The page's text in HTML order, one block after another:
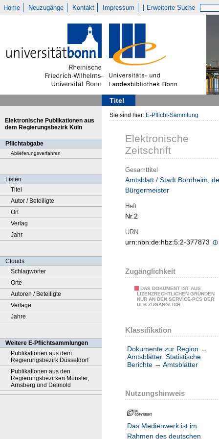
Home Neuzugänge Kontakt Impressum Erweiterte Suche
Titel
Elektronische Publikationen aus
dem Regierungsbezirk Köln
Pflichtabgabe
Ablieferungsverfahren
Listen
Titel
Autor / Beteiligte
Ort
Verlag
Jahr
Clouds
Schlagwörter
Orte
Autoren / Beteiligte
Verlage
Jahre
Weitere E-Pflichtsammlungen
Publikationen aus dem
Regierungsbezirk Düsseldorf
Publikationen aus den
Regierungsbezirken Münster,
Arnsberg und Detmold
Sie sind hier: E-Pflicht-Sammlung
Elektronische
Zeitschrift
Gesamttitel
Amtsblatt / Stadt Bornheim,
Bürgermeister
Heft
Nr.2
URN
urn:nbn:de:hbz:5:2-377873
Zugänglichkeit
DAS DOKUMENT IST AUS
LIZENZRECHTLICHEN GRÜNDEN
NUR AN DEN SERVICE-PCS DER
ULB ZUGÄNGLICH.
Klassifikation
Dokumente zur Region →
Amtsblätter. Statistische
Berichte → Amtsblätter
Nutzungshinweis
Das Medienwerk ist im
Rahmen des deutschen